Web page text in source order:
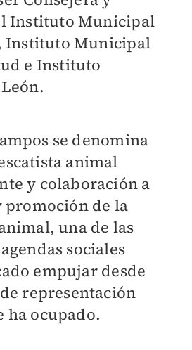
Instituto Municipal
Instituto Municipal
e Instituto
se denomina
animal
y colaboración a
promoción de la
una de las
sociales
empujar desde
representación
ha ocupado.